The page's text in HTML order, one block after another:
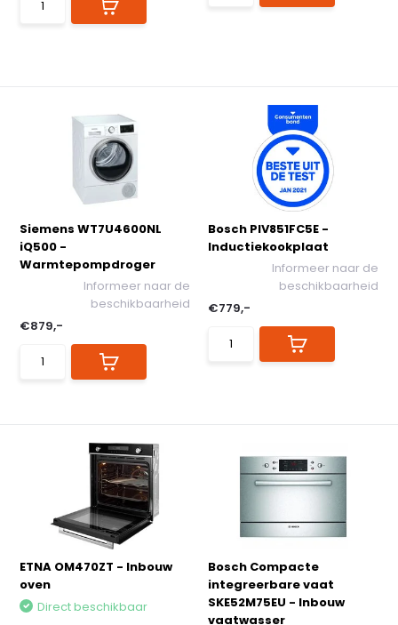
Siemens WT7U4600NL
iQ500 -
Warmtepompdroger
Informeer naar de
beschikbaarheid
€879,-
Bosch PIV851FC5E -
Inductiekookplaat
Informeer naar de
beschikbaarheid
€779,-
ETNA OM470ZT - Inbouw
oven
Direct beschikbaar
Bosch Compacte
integreerbare vaat
SKE52M75EU - Inbouw
vaatwasser